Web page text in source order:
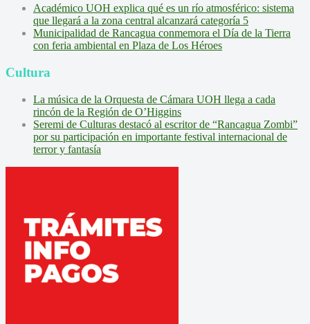
Académico UOH explica qué es un río atmosférico: sistema
que llegará a la zona central alcanzará categoría 5
Municipalidad de Rancagua conmemora el Día de la Tierra
con feria ambiental en Plaza de Los Héroes
Cultura
La música de la Orquesta de Cámara UOH llega a cada
rincón de la Región de O’Higgins
Seremi de Culturas destacó al escritor de “Rancagua Zombi”
por su participación en importante festival internacional de
terror y fantasía